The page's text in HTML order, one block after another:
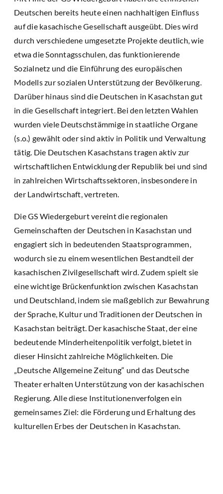
Deutschen bereits heute einen nachhaltigen Einfluss
auf die kasachische Gesellschaft ausgeübt. Dies wird
durch verschiedene umgesetzte Projekte deutlich, wie
etwa die Sonntagsschulen, das funktionierende
Sozialnetz und die Einführung des europäischen
Modells zur sozialen Unterstützung der Bevölkerung.
Darüber hinaus sind die Deutschen in Kasachstan gut
in die Gesellschaft integriert. Bei den letzten Wahlen
wurden viele Deutschstämmige in staatliche Organe
(s.o.) gewählt oder sind aktiv in Politik und Verwaltung
tätig. Die Deutschen Kasachstans tragen aktiv zur
wirtschaftlichen Entwicklung der Republik bei und sind
in zahlreichen Wirtschaftssektoren, insbesondere in
der Landwirtschaft, vertreten.
Die GS Wiedergeburt vereint die regionalen
Gemeinschaften der Deutschen in Kasachstan und
engagiert sich in bedeutenden Staatsprogrammen,
wodurch sie zu einem wesentlichen Bestandteil der
kasachischen Zivilgesellschaft wird. Zudem spielt sie
eine wichtige Brückenfunktion zwischen Kasachstan
und Deutschland, indem sie maßgeblich zur Bewahrung
der Sprache, Kultur und Traditionen der Deutschen in
Kasachstan beiträgt. Der kasachische Staat, der eine
bedeutende Minderheitenpolitik verfolgt, bietet in
dieser Hinsicht zahlreiche Möglichkeiten. Die
„Deutsche Allgemeine Zeitung“ und das Deutsche
Theater erhalten Unterstützung von der kasachischen
Regierung. Alle diese Institutionenverfolgen ein
gemeinsames Ziel: die Förderung und Erhaltung des
kulturellen Erbes der Deutschen in Kasachstan.